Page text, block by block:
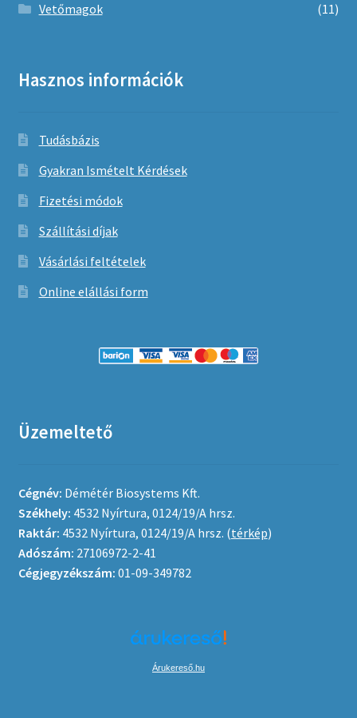
Vetőmagok
(11)
Hasznos információk
Tudásbázis
Gyakran Ismételt Kérdések
Fizetési módok
Szállítási díjak
Vásárlási feltételek
Online elállási form
Üzemeltető
Cégnév: Démétér Biosystems Kft.
Székhely: 4532 Nyírtura, 0124/19/A hrsz.
Raktár: 4532 Nyírtura, 0124/19/A hrsz. (térkép)
Adószám: 27106972-2-41
Cégjegyzékszám: 01-09-349782
Árukereső.hu